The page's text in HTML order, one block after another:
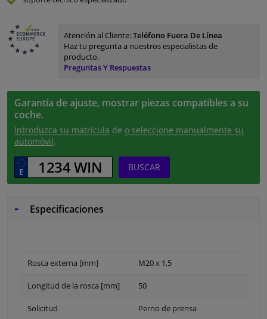
Atención al Cliente:Teléfono Fuera De Línea
Haz tu pregunta a nuestros especialistas de
producto.
Preguntas Y Respuestas
Garantía de ajuste, mostrar piezas compatibles a su
coche.
Introduzca su matrícula de o seleccione manualmente su
automóvil.
BUSCAR
Especificaciones
Rosca externa [mm] M20 x 1,5
Longitud de la rosca [mm] 50
Solicitud Perno de prensa